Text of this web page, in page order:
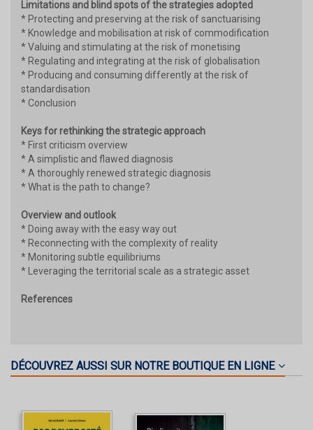
Limitations and blind spots of the strategies adopted
* Protecting and preserving at the risk of sanctuarising
* Knowledge and mobilisation at risk of commodification
* Valuing and stimulating at the risk of monetising
* Regulating and integrating at the risk of globalisation
* Producing and consuming differently at the risk of
standardisation
* Conclusion
Keys for rethinking the strategic approach
* First criticism overview
* A simplistic and flawed diagnosis
* A thoroughly renewed strategic diagnosis
* What is the path to change?
Overview and outlook
* Doing away with the easy way out
* Reconnecting with the complexity of reality
* Monitoring subtle equilibriums
* Leveraging the territorial scale as a strategic asset
References
DÉCOUVREZ AUSSI SUR NOTRE BOUTIQUE EN LIGNE